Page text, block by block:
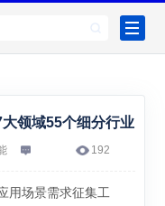
领域55个细分行业
192
用场景需求征集工